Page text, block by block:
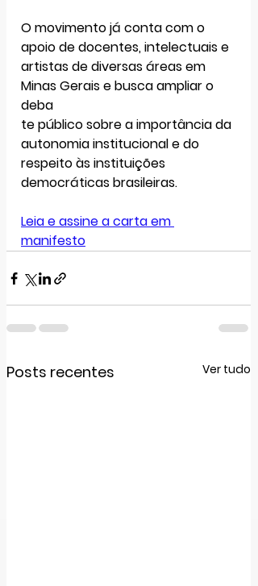
O movimento já conta com o
apoio de docentes, intelectuais e
artistas de diversas áreas em
Minas Gerais e busca ampliar o
deba
te público sobre a importância da
autonomia institucional e do
respeito às instituições
democráticas brasileiras.
Leia e assine a carta em
manifesto
Posts recentes Ver tudo